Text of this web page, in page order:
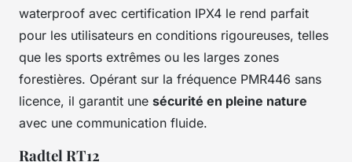
waterproof avec certification IPX4 le rend parfait
pour les utilisateurs en conditions rigoureuses, telles
que les sports extrêmes ou les larges zones
forestières. Opérant sur la fréquence PMR446 sans
licence, il garantit une sécurité en pleine nature
avec une communication fluide.
Radtel RT12